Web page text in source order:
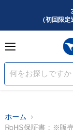
（初回限
ニ
ュ
ー
ホーム
RoHS保証書：※販